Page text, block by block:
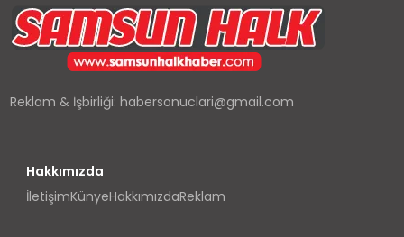
Reklam & İşbirliği:habersonuclari@gmail.com
Hakkımızda
İletişimKünyeHakkımızdaReklam